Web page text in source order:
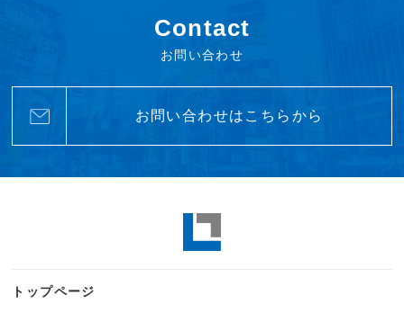
Contact
お問い合わせ
お問い合わせはこちらから
トップページ